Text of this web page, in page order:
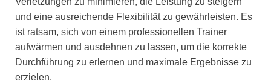
und eine ausreichende Flexibilität zu gewährleisten. Es
ist ratsam, sich von einem professionellen Trainer
aufwärmen und ausdehnen zu lassen, um die korrekte
Durchführung zu erlernen und maximale Ergebnisse zu
erzielen.